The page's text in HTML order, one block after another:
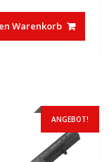
war:
€37,85
ist:
€23,27.
Warenkorb
ANGEBOT!